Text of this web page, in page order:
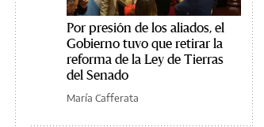
Por presión de los aliados, el
Gobierno tuvo que retirar la
reforma de la Ley de Tierras
del Senado
María Cafferata